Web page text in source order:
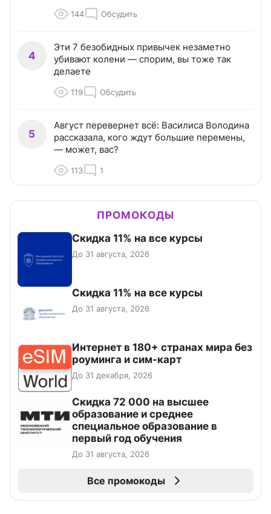
144 Обсудить
4
Эти 7 безобидных привычек незаметно
убивают колени — спорим, вы тоже так
делаете
119 Обсудить
5
Август перевернет всё: Василиса Володина
рассказала, кого ждут большие перемены,
— может, вас?
113 1
ПРОМОКОДЫ
Скидка 11% на все курсы
До 31 августа, 2026
Скидка 11% на все курсы
До 31 августа, 2026
Интернет в 180+ странах мира без
роуминга и сим-карт
До 31 декабря, 2026
Скидка 72 000 на высшее
образование и среднее
специальное образование в
первый год обучения
До 31 августа, 2026
Все промокоды